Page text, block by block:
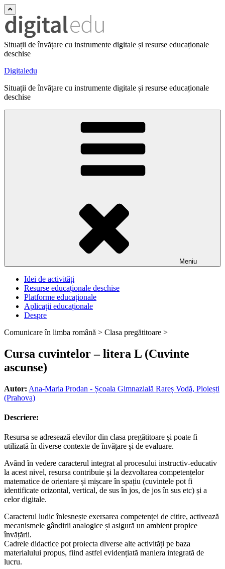
Situații de învățare cu instrumente digitale și resurse educaționale
deschise
Digitaledu
Situații de învățare cu instrumente digitale și resurse educaționale
deschise
Meniu
Idei de activități
Resurse educaționale deschise
Platforme educaționale
Aplicații educaționale
Despre
Comunicare în limba română > Clasa pregătitoare >
Cursa cuvintelor – litera L (Cuvinte
ascunse)
Autor: Ana-Maria Prodan - Școala Gimnazială Rareș Vodă, Ploiești
(Prahova)
Descriere:
Resursa se adresează elevilor din clasa pregătitoare și poate fi
utilizată în diverse contexte de învățare și de evaluare.
Având în vedere caracterul integrat al procesului instructiv-educativ
la acest nivel, resursa contribuie și la dezvoltarea competențelor
matematice de orientare și mișcare în spațiu (cuvintele pot fi
identificate orizontal, vertical, de sus în jos, de jos în sus etc) și a
celor digitale.
Caracterul ludic înlesnește exersarea competenței de citire, activează
mecanismele gândirii analogice și asigură un ambient propice
învățării.
Cadrele didactice pot proiecta diverse alte activități pe baza
materialului propus, fiind astfel evidențiată maniera integrată de
lucru.